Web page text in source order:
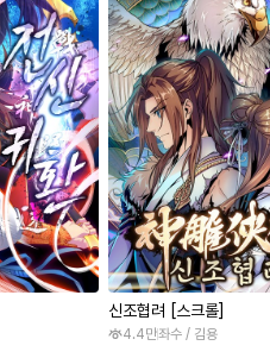
신조협려 [스크롤]
4.4만좌수 / 김용